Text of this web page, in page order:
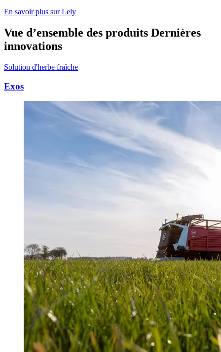
En savoir plus sur Lely
Vue d’ensemble des produits Dernières
innovations
Solution d'herbe fraîche
Exos